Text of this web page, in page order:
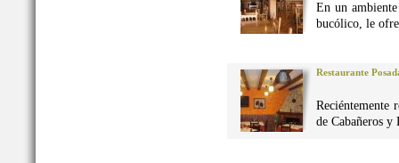
En un
bucólico, le
Restaurante
Reciéntemente
de Cabañeros y